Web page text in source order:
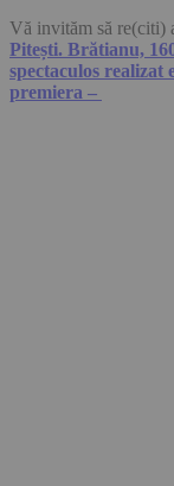
Vă invităm să re(citi)
Pitești. Brătianu,
spectaculos realizat
premiera –